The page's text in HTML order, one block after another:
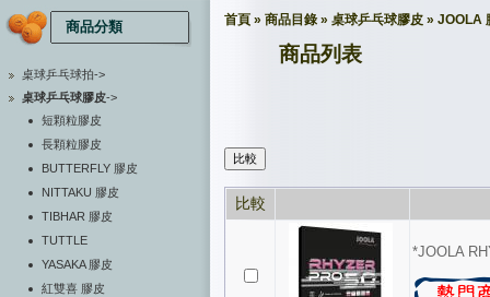
商品分類
桌球乒乓球拍->
桌球乒乓球膠皮->
短顆粒膠皮
長顆粒膠皮
BUTTERFLY 膠皮
NITTAKU 膠皮
TIBHAR 膠皮
TUTTLE
YASAKA 膠皮
紅雙喜 膠皮
首頁 » 商品目錄» 桌球乒乓球膠皮 » JOOLA
商品列表
比較
*JOOLA